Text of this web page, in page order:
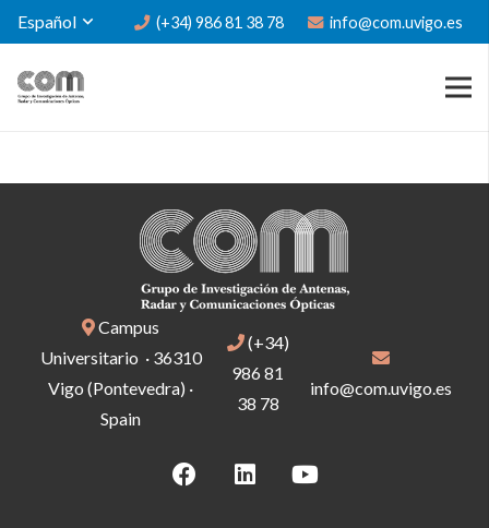
Español (+34) 986 81 38 78 info@com.uvigo.es
Campus
Universitario · 36310
Vigo (Pontevedra) ·
Spain
(+34)
986 81
38 78
info@com.uvigo.es